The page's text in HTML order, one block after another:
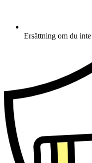
Ersättning om du